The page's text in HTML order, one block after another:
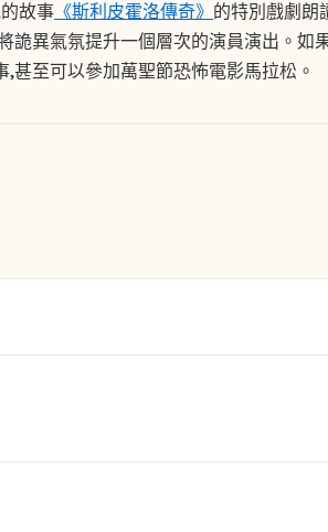
故事 《斯利皮霍洛傳奇》 的特別戲劇朗
詭異氣氛提升一個層次的演員演出。如
甚至可以參加萬聖節恐怖電影馬拉松。